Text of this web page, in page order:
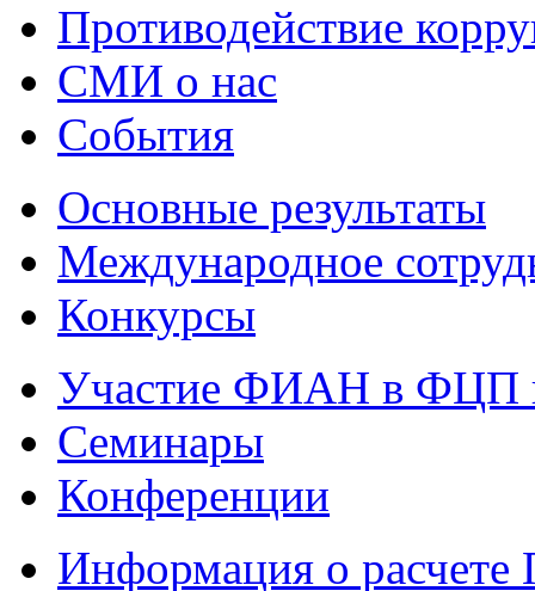
Противодействие
СМИ о нас
События
Основные результаты
Международное
Конкурсы
Участие ФИАН в ФЦП
Семинары
Конференции
Информация о